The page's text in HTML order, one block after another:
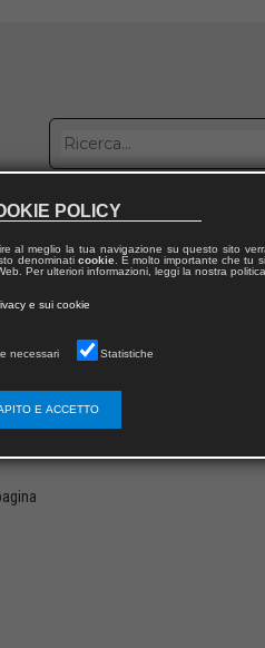
con noi
|
sul famoso Contratto di Governo
il Draghi Vademecum.
libro-raccolta che sarà disponibile nelle
POLICY
al meglio la tua navigazione su questo sito
denominati cookie. È molto importante che tu
Per ulteriori informazioni, leggi la nostra
e sui cookie
necessari Statistiche
E ACCETTO